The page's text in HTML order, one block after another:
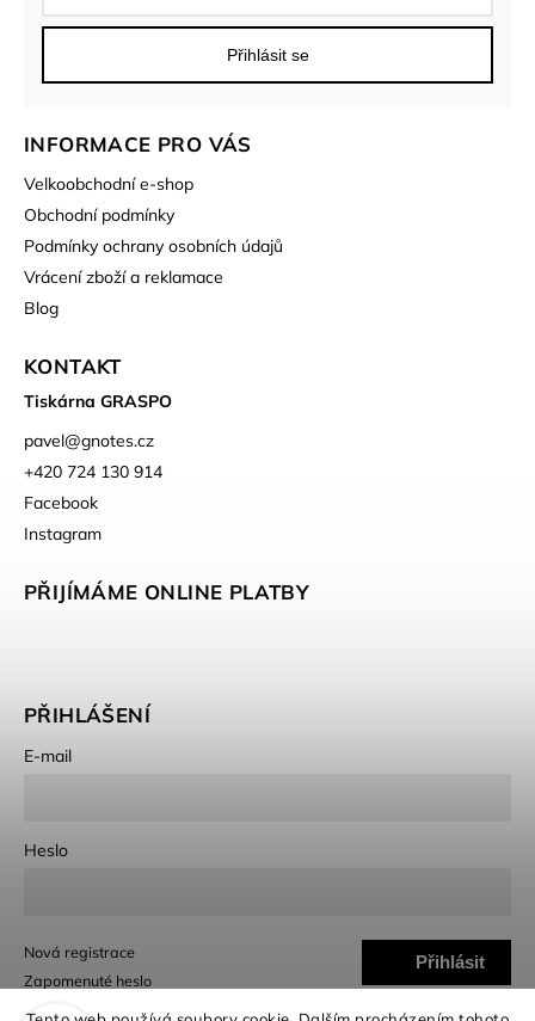
INFORMACE PRO VÁS
Velkoobchodní e-shop
Obchodní podmínky
Podmínky ochrany osobních údajů
Vrácení zboží a reklamace
Blog
KONTAKT
Tiskárna GRASPO
pavel@gnotes.cz
+420 724 130 914
Facebook
Instagram
PŘIJÍMÁME ONLINE PLATBY
PŘIHLÁŠENÍ
E-mail
Heslo
Přihlásit
Nová registrace
Zapomenuté heslo
Přihlásit se